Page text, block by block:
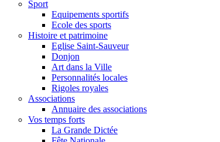
Sport
Equipements sportifs
Ecole des sports
Histoire et patrimoine
Eglise Saint-Sauveur
Donjon
Art dans la Ville
Personnalités locales
Rigoles royales
Associations
Annuaire des associations
Vos temps forts
La Grande Dictée